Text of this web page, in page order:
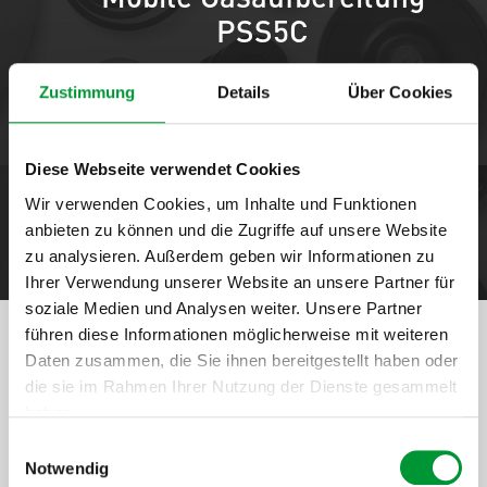
Zustimmung Details Über Cookies
Diese Webseite verwendet Cookies
Wir verwenden Cookies, um Inhalte und Funktionen
anbieten zu können und die Zugriffe auf unsere Website
zu analysieren. Außerdem geben wir Informationen zu
Ihrer Verwendung unserer Website an unsere Partner für
soziale Medien und Analysen weiter. Unsere Partner
führen diese Informationen möglicherweise mit weiteren
Daten zusammen, die Sie ihnen bereitgestellt haben oder
die sie im Rahmen Ihrer Nutzung der Dienste gesammelt
Datenschutzerklärung
Notwendig
PSS5C
Hier erhalten Sie einen Überblick über passende Optionen
& Ersatzteile
Produktoptionen
Produkt in 4 Schritten
selbst zusammenstellen